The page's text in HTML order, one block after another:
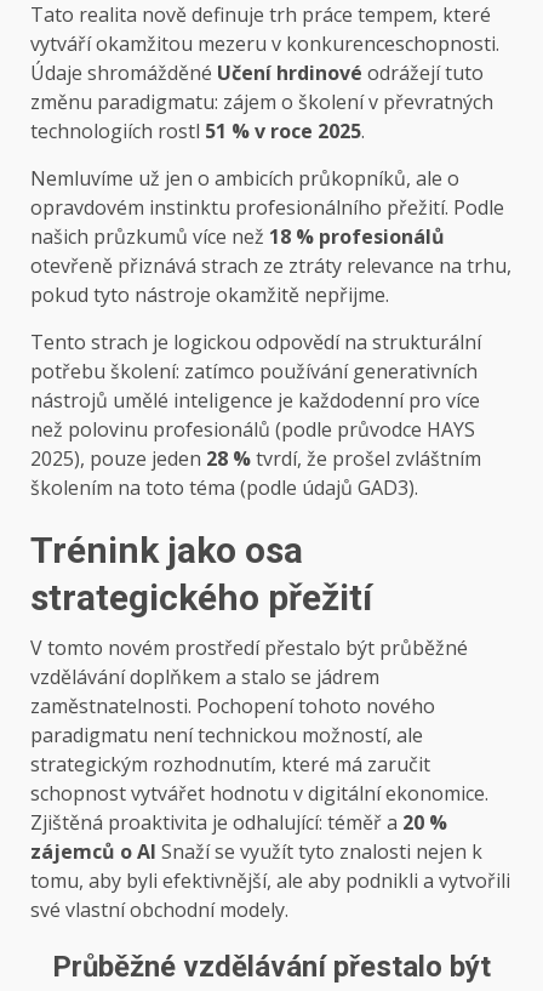
Tato realita nově definuje trh práce tempem, které
vytváří okamžitou mezeru v konkurenceschopnosti.
Údaje shromážděné Učení hrdinové odrážejí tuto
změnu paradigmatu: zájem o školení v převratných
technologiích rostl 51 % v roce 2025.
Nemluvíme už jen o ambicích průkopníků, ale o
opravdovém instinktu profesionálního přežití. Podle
našich průzkumů více než 18 % profesionálů
otevřeně přiznává strach ze ztráty relevance na trhu,
pokud tyto nástroje okamžitě nepřijme.
Tento strach je logickou odpovědí na strukturální
potřebu školení: zatímco používání generativních
nástrojů umělé inteligence je každodenní pro více
než polovinu profesionálů (podle průvodce HAYS
2025), pouze jeden 28 %tvrdí, že prošel zvláštním
školením na toto téma (podle údajů GAD3).
Trénink jako osa
strategického přežití
V tomto novém prostředí přestalo být průběžné
vzdělávání doplňkem a stalo se jádrem
zaměstnatelnosti. Pochopení tohoto nového
paradigmatu není technickou možností, ale
strategickým rozhodnutím, které má zaručit
schopnost vytvářet hodnotu v digitální ekonomice.
Zjištěná proaktivita je odhalující: téměř a 20 %
zájemců o AI Snaží se využít tyto znalosti nejen k
tomu, aby byli efektivnější, ale aby podnikli a vytvořili
své vlastní obchodní modely.
Průběžné vzdělávání přestalo být